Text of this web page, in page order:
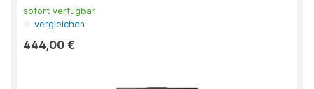
sofort verfügbar
vergleichen
444,00 €